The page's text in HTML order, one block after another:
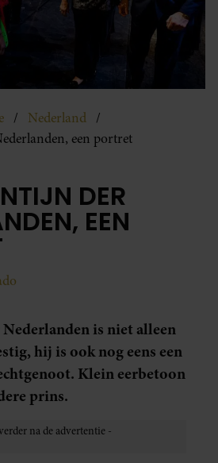
Nederland
een portret
DER
EEN
is niet alleen
hij is ook nog eens een
Klein eerbetoon
prins.